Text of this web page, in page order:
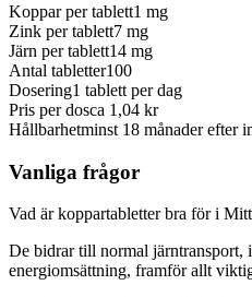
Koppar per tablett1 mg
Zink per tablett7 mg
Järn per tablett14 mg
Antal tabletter100
Dosering1 tablett per dag
Pris per dosca 1,04 kr
Hållbarhetminst 18 månader efter
Vanliga frågor
Vad är koppartabletter bra för i
De bidrar till normal järntransport,
energiomsättning, framför allt